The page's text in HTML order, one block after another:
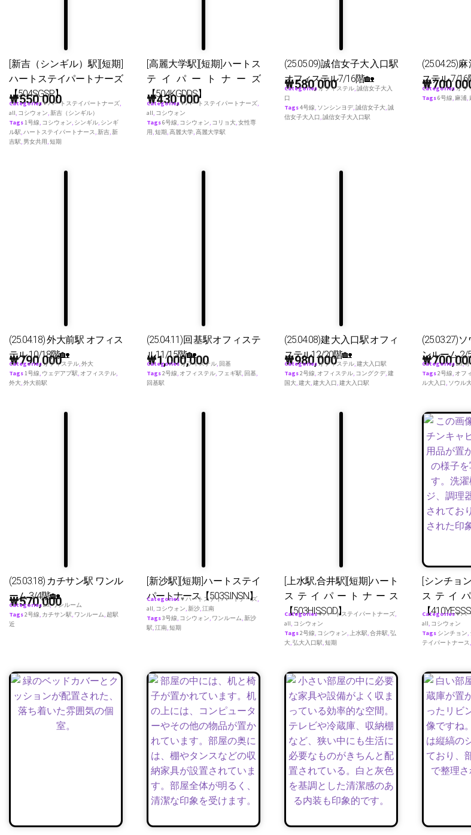
[新吉（シンギル）駅][短期]
ハートステイパートナーズ
【504SGSP】
₩550,000
Categories♥ ハートステイパートナーズ,
all, コシウォン,新吉（シンギル）
Tags1号線, コシウォン, シンギル, シンギ
ル駅,ハートステイパートナース,新吉,新
吉駅, 男女共用,短期
[高麗大学駅][短期]ハートス
テイパートナーズ
【504KGDDS】
₩430,000
Categories♥ ハートステイパートナーズ,
all, コシウォン
Tags6号線, コシウォン, コリョ大,女性専
用,短期,高麗大学,高麗大学駅
(25.05.09)誠信女子大入口駅
オフィステル7/16階🏡
₩580,000
Categoriesオフィステル,誠信女子大入
口
Tags4号線, ソンシンヨデ,誠信女子大,誠
信女子大入口,誠信女子大入口駅
(25.04.25)
ステル 7/16
₩
Categoriesオフ
Tags6号線, 麻浦,
(25.04.18) 外大前駅 オフィス
テル 10/18階🏡
₩790,000
Categoriesオフィステル,外大
Tags1号線, ウェデアプ駅, オフィステル,
外大,外大前駅
(25.04.11)回基駅オフィステ
ル11/15階🏡
₩1,000,000
Categoriesオフィステル, 回基
Tags2号線, オフィステル, フェギ駅, 回基,
回基駅
(25.04.08)建大入口駅オフィ
ステル12/20階🏡
₩980,000
Categoriesオフィステル,建大入口駅
Tags2号線, オフィステル, コングクデ,建
国大,建大,建大入口,建大入口駅
(25.03.27)
ンルーム 2/
₩
Categoriesall,
Tags2号線, オフ
ル大入口, ソウル
(25.03.18) カチサン駅 ワンル
ーム 3/4階🏡
₩570,000
Categoriesall,ワンルーム
Tags2号線, カチサン駅, ワンルーム, 超駅
近
[新沙駅][短期]ハートステイ
パートナース【503SINSN】
Categories♥ ハートステイパートナーズ,
all, コシウォン,新沙,江南
Tags3号線, コシウォン, ワンルーム,新沙
駅,江南,短期
[上水駅,合井駅][短期]ハート
ステイパートナース
【503HISSOD】
Categories♥ ハートステイパートナーズ,
all, コシウォン
Tags2号線, コシウォン, 上水駅,合井駅,弘
大,弘大入口駅,短期
[シンチョ
ステイ
【
Categories♥ ハ
all, コシウォン
Tags シンチョン,
テイパートナース,